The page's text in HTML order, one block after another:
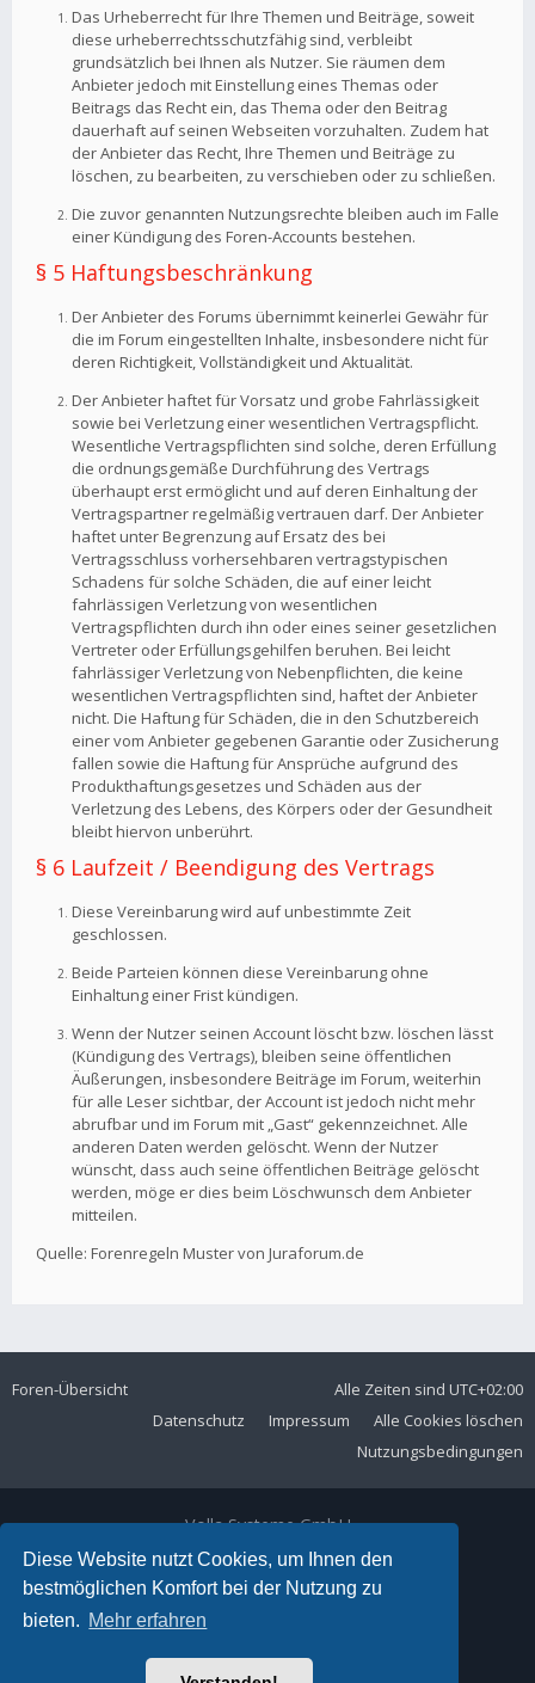
Diese Website nutzt Cookies, um Ihnen den
bestmöglichen Komfort bei der Nutzung zu
bieten. Mehr erfahren
Das Urheberrecht für Ihre Themen und Beiträge, soweit
diese urheberrechtsschutzfähig sind, verbleibt
grundsätzlich bei Ihnen als Nutzer. Sie räumen dem
Anbieter jedoch mit Einstellung eines Themas oder
Beitrags das Recht ein, das Thema oder den Beitrag
dauerhaft auf seinen Webseiten vorzuhalten. Zudem hat
der Anbieter das Recht, Ihre Themen und Beiträge zu
löschen, zu bearbeiten, zu verschieben oder zu schließen.
Die zuvor genannten Nutzungsrechte bleiben auch im Falle
einer Kündigung des Foren-Accounts bestehen.
§ 5 Haftungsbeschränkung
Der Anbieter des Forums übernimmt keinerlei Gewähr für
die im Forum eingestellten Inhalte, insbesondere nicht für
deren Richtigkeit, Vollständigkeit und Aktualität.
Der Anbieter haftet für Vorsatz und grobe Fahrlässigkeit
sowie bei Verletzung einer wesentlichen Vertragspflicht.
Wesentliche Vertragspflichten sind solche, deren Erfüllung
die ordnungsgemäße Durchführung des Vertrags
überhaupt erst ermöglicht und auf deren Einhaltung der
Vertragspartner regelmäßig vertrauen darf. Der Anbieter
haftet unter Begrenzung auf Ersatz des bei
Vertragsschluss vorhersehbaren vertragstypischen
Schadens für solche Schäden, die auf einer leicht
fahrlässigen Verletzung von wesentlichen
Vertragspflichten durch ihn oder eines seiner gesetzlichen
Vertreter oder Erfüllungsgehilfen beruhen. Bei leicht
fahrlässiger Verletzung von Nebenpflichten, die keine
wesentlichen Vertragspflichten sind, haftet der Anbieter
nicht. Die Haftung für Schäden, die in den Schutzbereich
einer vom Anbieter gegebenen Garantie oder Zusicherung
fallen sowie die Haftung für Ansprüche aufgrund des
Produkthaftungsgesetzes und Schäden aus der
Verletzung des Lebens, des Körpers oder der Gesundheit
bleibt hiervon unberührt.
§ 6 Laufzeit / Beendigung des Vertrags
Diese Vereinbarung wird auf unbestimmte Zeit
geschlossen.
Beide Parteien können diese Vereinbarung ohne
Einhaltung einer Frist kündigen.
Wenn der Nutzer seinen Account löscht bzw. löschen lässt
(Kündigung des Vertrags), bleiben seine öffentlichen
Äußerungen, insbesondere Beiträge im Forum, weiterhin
für alle Leser sichtbar, der Account ist jedoch nicht mehr
abrufbar und im Forum mit „Gast“ gekennzeichnet. Alle
anderen Daten werden gelöscht. Wenn der Nutzer
wünscht, dass auch seine öffentlichen Beiträge gelöscht
werden, möge er dies beim Löschwunsch dem Anbieter
mitteilen.
Quelle: Forenregeln Muster von Juraforum.de
Foren-Übersicht Alle Zeiten sind UTC+02:00
Alle Cookies löschen
Impressum
Datenschutz
Nutzungsbedingungen
Volla Systeme GmbH
Kölner Straße 102
42897 Remscheid
Telefon:+49 2191 59897 61
E-Mail: